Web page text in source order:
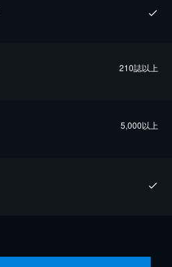
210誌以上
5,000以上